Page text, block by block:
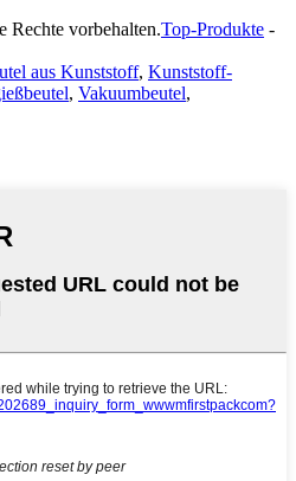
vorbehalten.Top-Produkte -
aus Kunststoff, Kunststoff-
, Vakuumbeutel,